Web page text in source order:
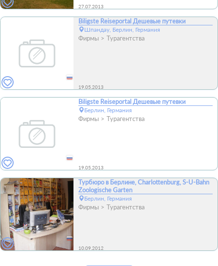
27.07.2013
Biligste Reiseportal Дешевые путевки
Шпандау, Берлин, Германия
Фирмы Турагентства
19.05.2013
Biligste Reiseportal Дешевые путевки
Берлин, Германия
Фирмы Турагентства
19.05.2013
Турбюро в Берлине, Charlottenburg, S-U-Bahn
Zoologische Garten
Берлин, Германия
Фирмы Турагентства
10.09.2012